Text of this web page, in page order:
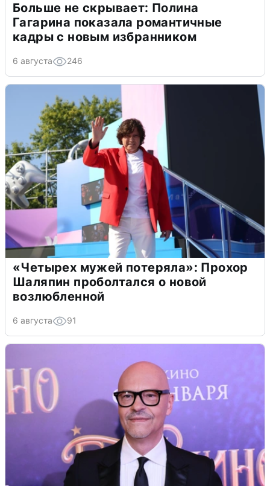
Больше не скрывает: Полина
Гагарина показала романтичные
кадры с новым избранником
6 августа 246
«Четырех мужей потеряла»: Прохор
Шаляпин проболтался о новой
возлюбленной
6 августа 91